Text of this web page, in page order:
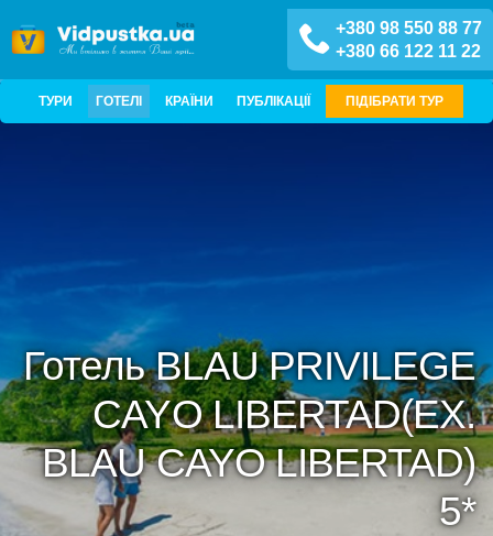
+380 98 550 88 77
+380 66 122 11 22
ТУРИ ГОТЕЛІ КРАЇНИ ПУБЛІКАЦІЇ ПІДІБРАТИ ТУР
Готель BLAU PRIVILEGE
CAYO LIBERTAD(EX.
BLAU CAYO LIBERTAD)
5*